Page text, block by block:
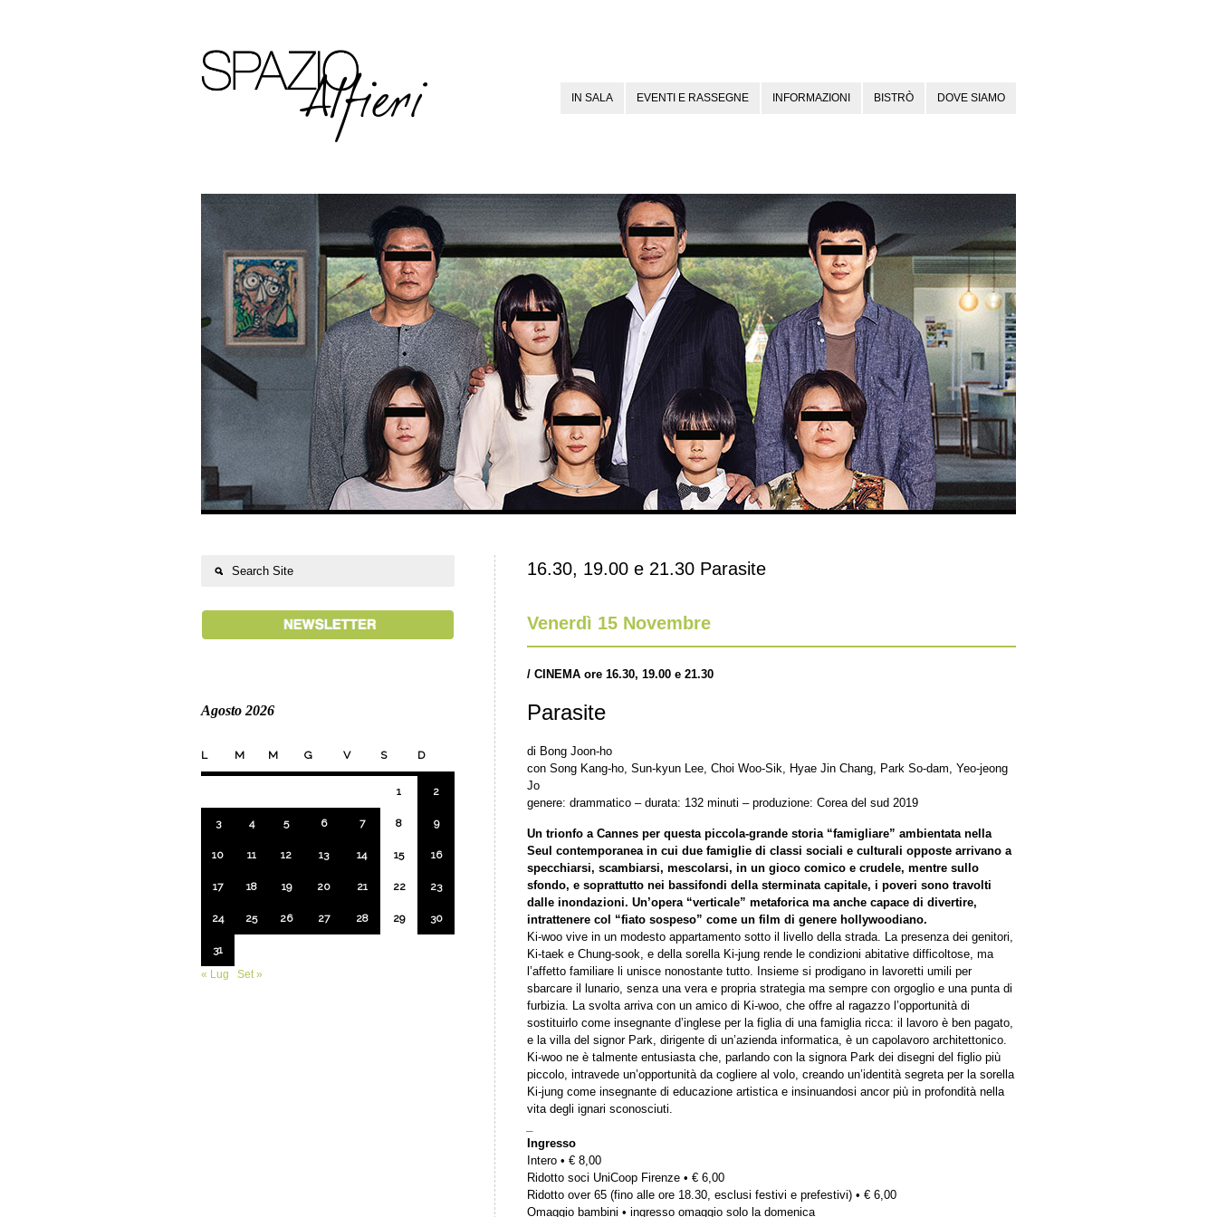
IN SALA EVENTI E RASSEGNE INFORMAZIONI BISTRÒ DOVE SIAMO
16.30, 19.00 e 21.30 Parasite
Venerdì 15 Novembre
/ CINEMA ore 16.30, 19.00 e 21.30
Parasite
di Bong Joon-ho
con Song Kang-ho, Sun-kyun Lee, Choi Woo-Sik, Hyae Jin Chang, Park So-dam, Yeo-jeong
Jo
genere: drammatico – durata: 132 minuti – produzione: Corea del sud 2019
Un trionfo a Cannes per questa piccola-grande storia “famigliare” ambientata nella
Seul contemporanea in cui due famiglie di classi sociali e culturali opposte arrivano a
specchiarsi, scambiarsi, mescolarsi, in un gioco comico e crudele, mentre sullo
sfondo, e soprattutto nei bassifondi della sterminata capitale, i poveri sono travolti
dalle inondazioni. Un’opera “verticale” metaforica ma anche capace di divertire,
intrattenere col “fiato sospeso” come un film di genere hollywoodiano.
Ki-woo vive in un modesto appartamento sotto il livello della strada. La presenza dei genitori,
Ki-taek e Chung-sook, e della sorella Ki-jung rende le condizioni abitative difficoltose, ma
l’affetto familiare li unisce nonostante tutto. Insieme si prodigano in lavoretti umili per
sbarcare il lunario, senza una vera e propria strategia ma sempre con orgoglio e una punta di
furbizia. La svolta arriva con un amico di Ki-woo, che offre al ragazzo l’opportunità di
sostituirlo come insegnante d’inglese per la figlia di una famiglia ricca: il lavoro è ben pagato,
e la villa del signor Park, dirigente di un’azienda informatica, è un capolavoro architettonico.
Ki-woo ne è talmente entusiasta che, parlando con la signora Park dei disegni del figlio più
piccolo, intravede un’opportunità da cogliere al volo, creando un’identità segreta per la sorella
Ki-jung come insegnante di educazione artistica e insinuandosi ancor più in profondità nella
vita degli ignari sconosciuti.
Ingresso
Intero • € 8,00
Ridotto soci UniCoop Firenze • € 6,00
Ridotto over 65 (fino alle ore 18.30, esclusi festivi e prefestivi) • € 6,00
Omaggio bambini • ingresso omaggio solo la domenica
Agosto 2026
L M M G V S D
1 2
3 4 5 6 7 8 9
10 11 12 13 14 15 16
17 18 19 20 21 22 23
24 25 26 27 28 29 30
31
« Lug
Set »